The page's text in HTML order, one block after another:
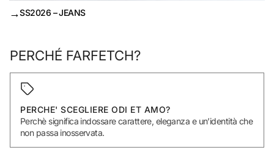
→SS2026 – JEANS
PERCHÉ FARFETCH?
PERCHE' SCEGLIERE ODI ET AMO?
Perchè significa indossare carattere, eleganza e un’identità che
non passa inosservata.